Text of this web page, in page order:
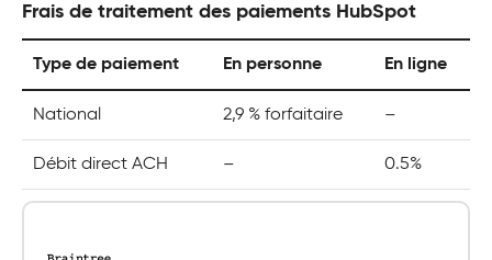
Frais de traitement des paiements HubSpot
Type de paiement En personne En ligne
National 2,9 % forfaitaire –
Débit direct ACH – 0.5%